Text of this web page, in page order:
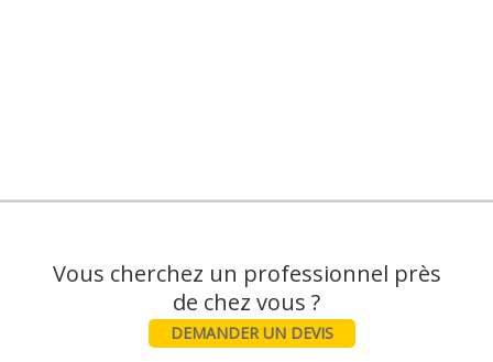
Vous cherchez un professionnel près
DEMANDER UN DEVIS